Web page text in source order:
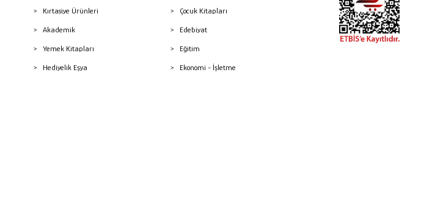
Kırtasiye Ürünleri
Akademik
Yemek Kitapları
Hediyelik Eşya
Çocuk Kitapları
Edebiyat
Eğitim
Ekonomi - İşletme